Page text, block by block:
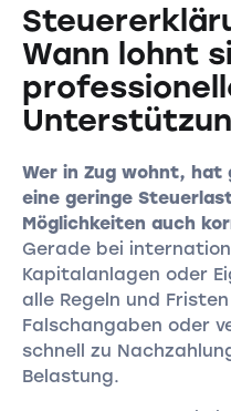
Wann lohnt
Wer in Zug wohnt,
eine geringe
Möglichkeiten auch
Gerade bei
Kapitalanlagen oder
alle Regeln und
Falschangaben oder
schnell zu
Belastung.